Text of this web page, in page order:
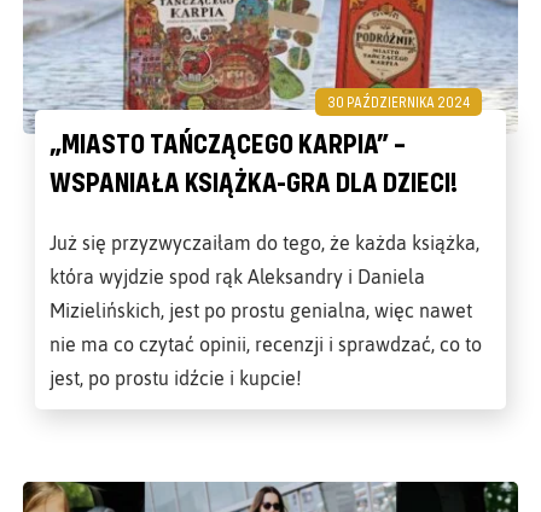
30 PAŹDZIERNIKA 2024
„MIASTO TAŃCZĄCEGO KARPIA” –
WSPANIAŁA KSIĄŻKA-GRA DLA DZIECI!
Już się przyzwyczaiłam do tego, że każda książka,
która wyjdzie spod rąk Aleksandry i Daniela
Mizielińskich, jest po prostu genialna, więc nawet
nie ma co czytać opinii, recenzji i sprawdzać, co to
jest, po prostu idźcie i kupcie!